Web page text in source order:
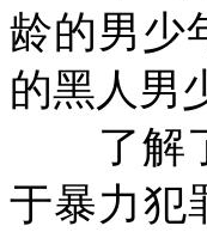
龄的男少
的黑人男
了解了
于暴力犯